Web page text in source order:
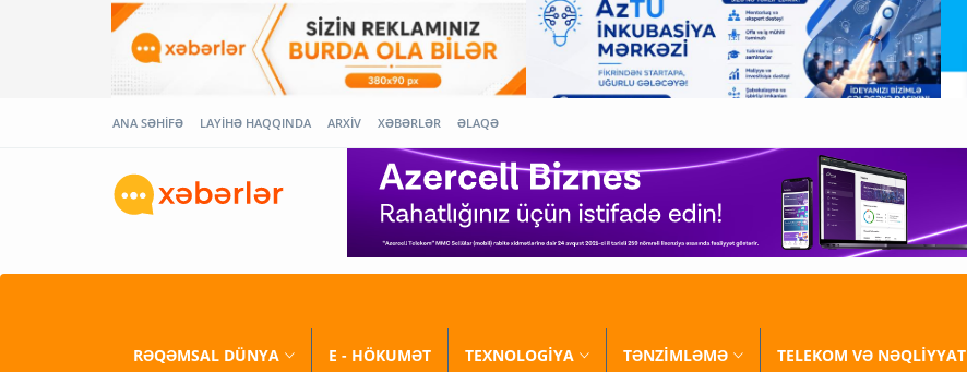
ANA SƏHİFƏ LAYİHƏ HAQQINDA ARXİV XƏBƏRLƏR ƏLAQƏ
RƏQƏMSAL DÜNYA E - HÖKUMƏT TEXNOLOGİYA TƏNZİMLƏMƏ TELEKOM VƏ NƏQLİYYAT